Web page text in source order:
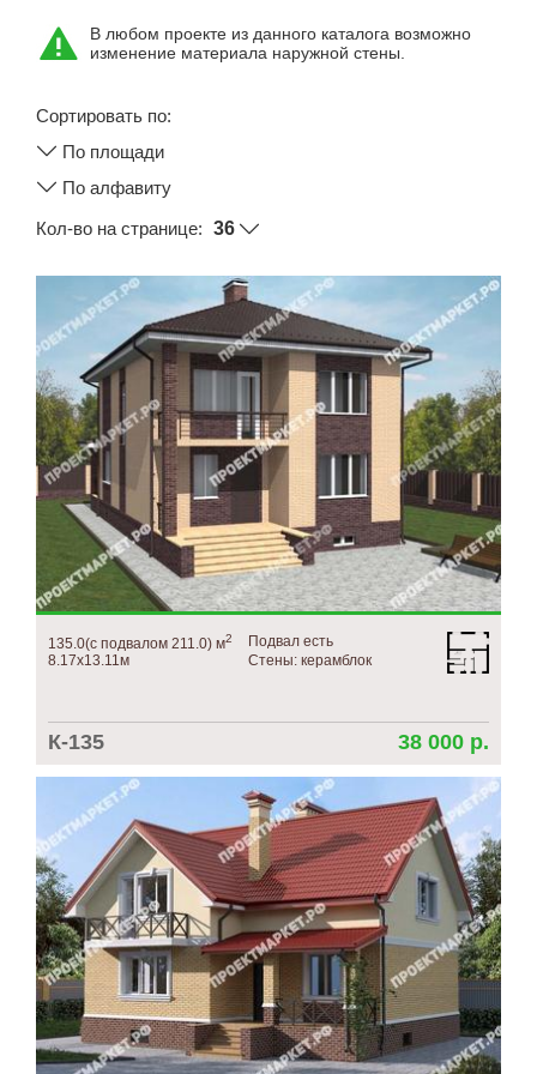
Этажность
Одноэтажные
Габариты
8х8
8х11
8х12
9х9
9х10
9х11
9х12
10х10
10х12
10х14
11х11
11х14
12х14
Материал стен
Газобетон
Керамблок
Пеноблок
Кирпич
Керамзитобетонный блок
В любом проекте из данного каталога возможно
изменение материала наружной стены.
Сортировать по:
По площади
По алфавиту
Кол-во на странице:
135.0(с подвалом 211.0) м2
8.17х13.11м
Подвал есть
Стены: керамблок
К-135 38 000 р.